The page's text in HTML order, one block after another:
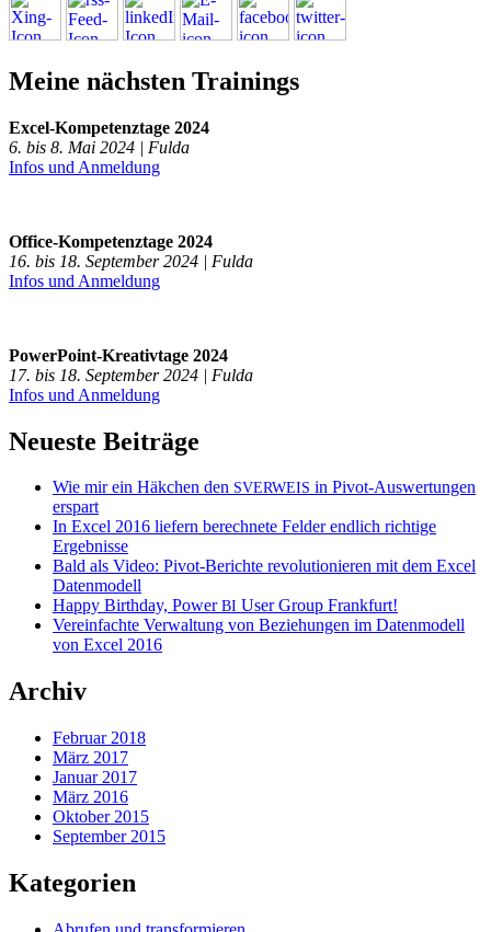
Meine nächsten Trainings
Excel-Kompetenztage 2024
6. bis 8. Mai 2024 | Fulda
Infos und Anmeldung
Office-Kompetenztage 2024
16. bis 18. September 2024 | Fulda
Infos und Anmeldung
PowerPoint-Kreativtage 2024
17. bis 18. September 2024 | Fulda
Infos und Anmeldung
Neueste Beiträge
Wie mir ein Häkchen den SVERWEIS in Pivot-Auswertungen
erspart
In Excel 2016 liefern berechnete Felder endlich richtige
Ergebnisse
Bald als Video: Pivot-Berichte revolutionieren mit dem Excel
Datenmodell
Happy Birthday, PowerBI User Group Frankfurt!
Vereinfachte Verwaltung von Beziehungen im Datenmodell
von Excel 2016
Archiv
Februar 2018
März 2017
Januar 2017
März 2016
Oktober 2015
September 2015
Kategorien